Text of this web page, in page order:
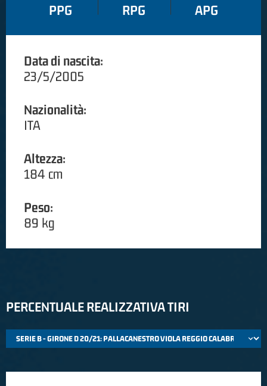
PPG RPG APG
Data di nascita:
23/5/2005
Nazionalità:
ITA
Altezza:
184 cm
Peso:
89 kg
PERCENTUALE REALIZZATIVA TIRI